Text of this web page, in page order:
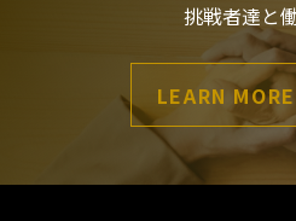
挑戦者達と
LEARN MORE